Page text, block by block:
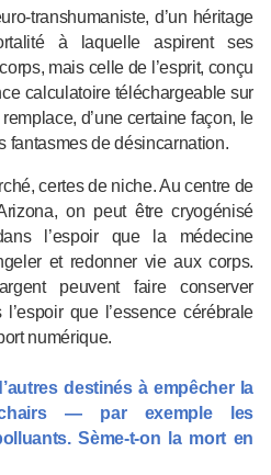
transhumaniste, d’un héritage
à laquelle aspirent ses
mais celle de l’esprit, conçu
calculatoire téléchargeable sur
d’une certaine façon, le
fantasmes de désincarnation.
certes de niche. Au centre de
on peut être cryogénisé
l’espoir que la médecine
et redonner vie aux corps.
peuvent faire conserver
que l’essence cérébrale
numérique.
destinés à empêcher la
chairs — par exemple les
Sème-t-on la mort en